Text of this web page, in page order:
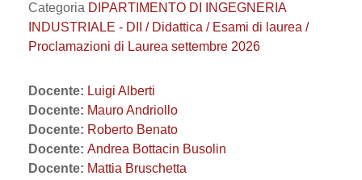
Categoria DIPARTIMENTO DI INGEGNERIA
INDUSTRIALE - DII / Didattica / Esami di laurea /
Proclamazioni di Laurea settembre 2026
Docente: Luigi Alberti
Docente: Mauro Andriollo
Docente: Roberto Benato
Docente: Andrea Bottacin Busolin
Docente: Mattia Bruschetta